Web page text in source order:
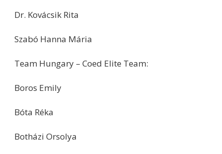
Dr. Kovácsik Rita
Szabó Hanna Mária
Team Hungary – Coed Elite Team:
Boros Emily
Bóta Réka
Botházi Orsolya